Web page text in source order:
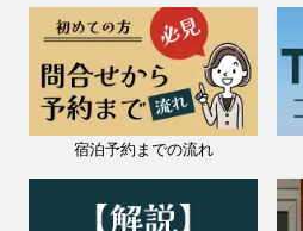
宿泊予約までの流れ